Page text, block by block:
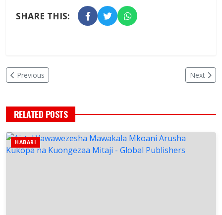
SHARE THIS:
Previous Next
RELATED POSTS
HABARI